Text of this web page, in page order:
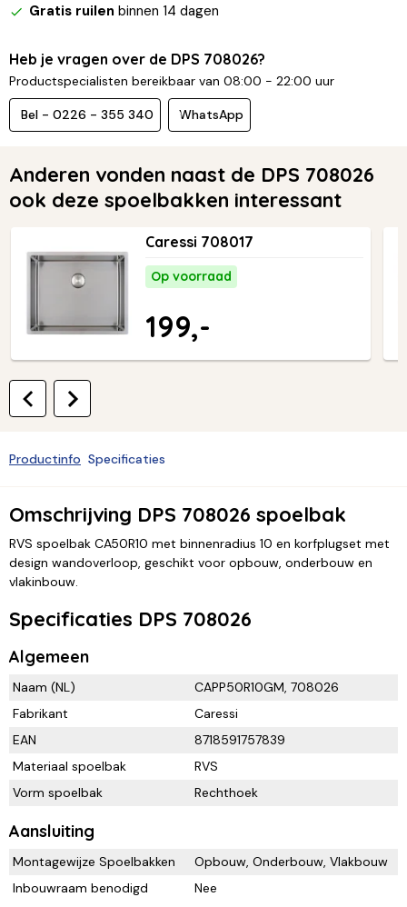
Gratis ruilen binnen 14 dagen
Heb je vragen over de DPS 708026?
Productspecialisten bereikbaar van 08:00 - 22:00 uur
Bel - 0226 - 355 340 WhatsApp
Anderen vonden naast de DPS 708026
ook deze spoelbakken interessant
Caressi 708017
Op voorraad
199,-
Productinfo Specificaties
Omschrijving DPS 708026 spoelbak
RVS spoelbak CA50R10 met binnenradius 10 en korfplugset met
design wandoverloop, geschikt voor opbouw, onderbouw en
vlakinbouw.
Specificaties DPS 708026
Algemeen
Naam (NL)
CAPP50R10GM, 708026
Fabrikant
Caressi
EAN
8718591757839
Materiaal spoelbak
RVS
Vorm spoelbak
Rechthoek
Aansluiting
Montagewijze Spoelbakken
Opbouw, Onderbouw, Vlakbouw
Inbouwraam benodigd
Nee